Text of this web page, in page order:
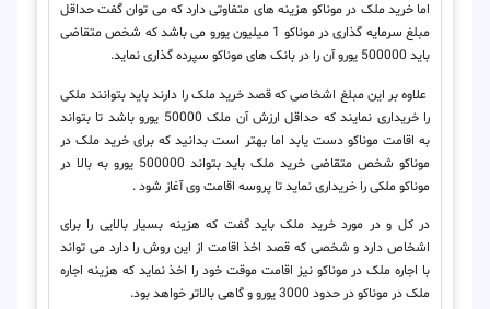
اما خرید ملک در موناکو هزینه های متفاوتی دارد که می توان گفت حداقل
مبلغ سرمایه گذاری در موناکو 1 میلیون یورو می باشد که شخص متقاضی
باید 500000 یورو آن را در بانک های موناکو سپرده گذاری نماید.
علاوه بر این مبلغ اشخاصی که قصد خرید ملک را دارند باید بتوانند ملکی
را خریداری نمایند که حداقل ارزش آن ملک 50000 یورو باشد تا بتواند
به اقامت موناکو دست یابد اما بهتر است بدانید که برای خرید ملک در
موناکو شخص متقاضی خرید ملک باید بتواند 500000 یورو به بالا در
موناکو ملکی را خریداری نماید تا پروسه اقامت وی آغاز شود .
در کل و در مورد خرید ملک باید گفت که هزینه بسیار بالایی را برای
اشخاص دارد و شخصی که قصد اخذ اقامت از این روش را دارد می تواند
با اجاره ملک در موناکو نیز اقامت موقت خود را اخذ نماید که هزینه اجاره
ملک در موناکو در حدود 3000 یورو و گاهی بالاتر خواهد بود.